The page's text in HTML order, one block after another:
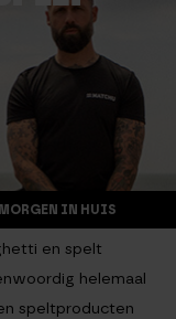
IN HUIS
en spelt
helemaal
speltproducten